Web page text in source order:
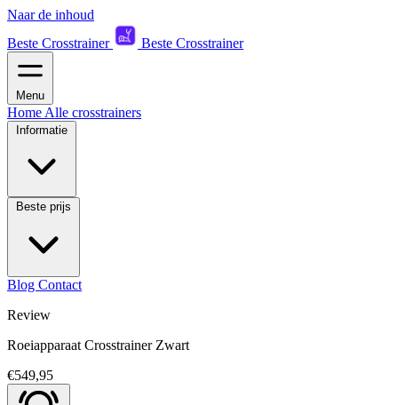
Naar de inhoud
Beste Crosstrainer
Beste Crosstrainer
Menu
Home Alle crosstrainers
Informatie
Beste prijs
Blog Contact
Review
Roeiapparaat Crosstrainer Zwart
€549,95